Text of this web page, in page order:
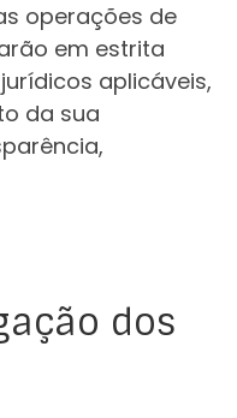
operações de
em estrita
aplicáveis,
da sua
dos